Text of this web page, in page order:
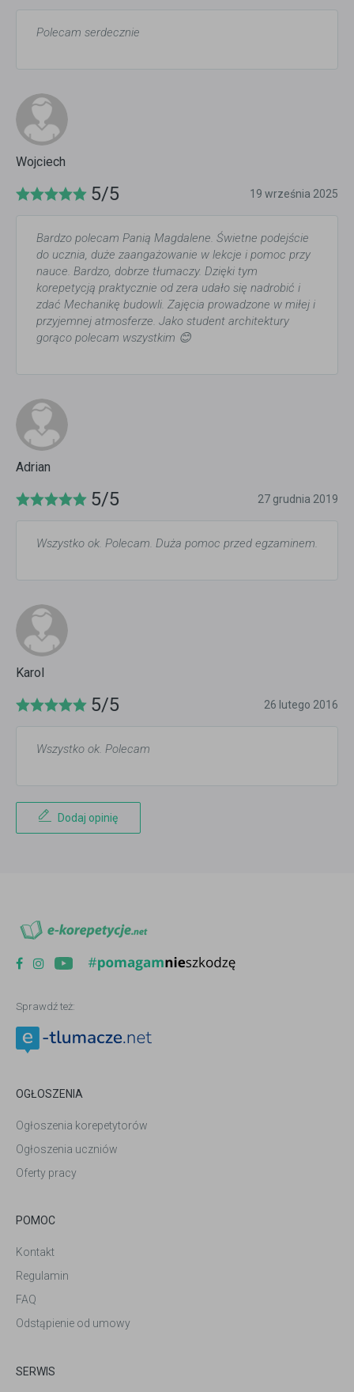
Polecam serdecznie
Wojciech
5/5 19 września 2025
Bardzo polecam Panią Magdalene. Świetne podejście
do ucznia, duże zaangażowanie w lekcje i pomoc przy
nauce. Bardzo, dobrze tłumaczy. Dzięki tym
korepetycją praktycznie od zera udało się nadrobić i
zdać Mechanikę budowli. Zajęcia prowadzone w miłej i
przyjemnej atmosferze. Jako student architektury
gorąco polecam wszystkim 😊
Adrian
5/5 27 grudnia 2019
Wszystko ok. Polecam. Duża pomoc przed egzaminem.
Karol
5/5 26 lutego 2016
Wszystko ok. Polecam
Dodaj opinię
Sprawdź też:
OGŁOSZENIA
Ogłoszenia korepetytorów
Ogłoszenia uczniów
Oferty pracy
POMOC
Kontakt
Regulamin
FAQ
Odstąpienie od umowy
SERWIS